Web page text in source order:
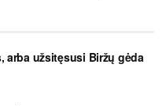
arba užsitęsusi Biržų gėda